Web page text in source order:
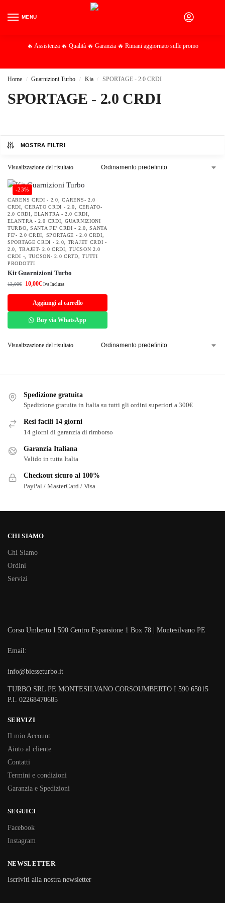
MENU
🔥 Assistenza 🔥 Qualità 🔥 Garanzia 🔥 Rimani aggiornato sulle promo
Home / Guarnizioni Turbo / Kia / SPORTAGE - 2.0 CRDI
SPORTAGE - 2.0 CRDI
MOSTRA FILTRI
Visualizzazione del risultato
-23%
CARENS CRDI - 2.0 ,CARENS- 2.0
CRDI ,CERATO CRDI - 2.0
CERATO-
2.0 CRDI ,ELANTRA - 2.0 CRDI
ELANTRA - 2.0 CRDI ,GUARNIZIONI
TURBO
SANTA FE' CRDI - 2.0 ,SANTA
FE'- 2.0 CRDI
SPORTAGE - 2.0 CRDI
SPORTAGE CRDI - 2.0
TRAJET CRDI -
2.0
TRAJET- 2.0 CRDI ,TUCSON 2.0
CRDI -
TUCSON- 2.0 CRTD ,TUTTI
PRODOTTI
Kit Guarnizioni Turbo
13,00€ 10,00€ Iva Inclusa
Aggiungi al carrello
Buy via WhatsApp
Visualizzazione del risultato
Spedizione gratuita
Spedizione gratuita in Italia su tutti gli ordini superiori a 300€
Resi facili 14 giorni
14 giorni di garanzia di rimborso
Garanzia Italiana
Valido in tutta Italia
Checkout sicuro al 100%
PayPal / MasterCard / Visa
CHI SIAMO
Chi Siamo
Ordini
Servizi
Corso Umberto I 590 Centro Espansione 1 Box 78 | Montesilvano PE
Email:
info@biesseturbo.it
TURBO SRL PE MONTESILVANO CORSOUMBERTO I 590 65015
P.I. 02268470685
SERVIZI
Il mio Account
Aiuto al cliente
Contatti
Termini e condizioni
Garanzia e Spedizioni
SEGUICI
Facebook
Instagram
NEWSLETTER
Iscriviti alla nostra newsletter